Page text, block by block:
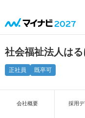
社会福祉法人は
正社員 既卒可
会社概要 採用デ